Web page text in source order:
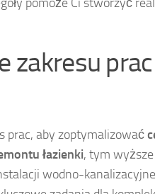
zakresu
prac, aby zoptymalizować
łazienki, tym wyższe
wodno-